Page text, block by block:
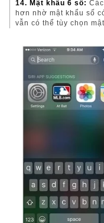
14. Mật khẩu 6 số:
hơn nhờ mật khẩu số
vẫn có thể tùy chọn